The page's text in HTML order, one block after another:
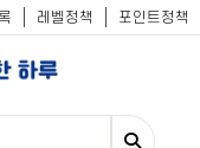
레벨정책 포인트정책